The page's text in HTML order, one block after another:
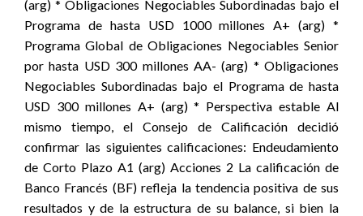
(arg) * Obligaciones Negociables Subordinadas bajo el
Programa de hasta USD 1000 millones A+ (arg) *
Programa Global de Obligaciones Negociables Senior
por hasta USD 300 millones AA- (arg) * Obligaciones
Negociables Subordinadas bajo el Programa de hasta
USD 300 millones A+ (arg) * Perspectiva estable Al
mismo tiempo, el Consejo de Calificación decidió
confirmar las siguientes calificaciones: Endeudamiento
de Corto Plazo A1 (arg) Acciones 2 La calificación de
Banco Francés (BF) refleja la tendencia positiva de sus
resultados y de la estructura de su balance, si bien la